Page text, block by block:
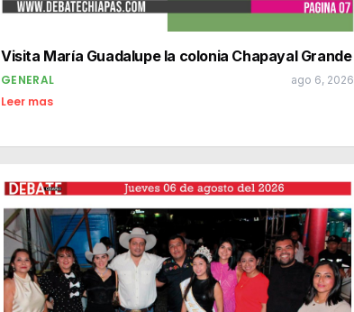
Visita María Guadalupe la colonia Chapayal Grande
GENERAL ago 6, 2026
Leer mas